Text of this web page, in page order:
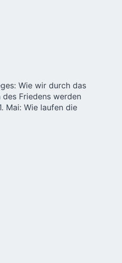
Wie wir durch das
Friedens werden
Mai: Wie laufen die